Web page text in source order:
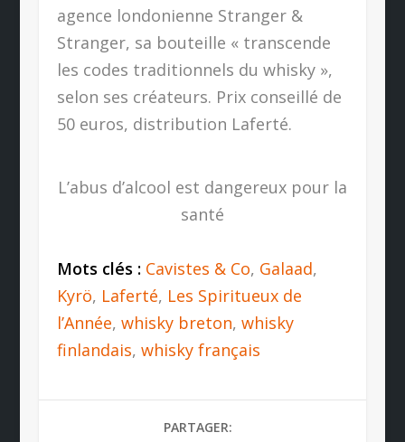
agence londonienne Stranger &
Stranger, sa bouteille « transcende
les codes traditionnels du whisky »,
selon ses créateurs. Prix conseillé de
50 euros, distribution Laferté.
L’abus d’alcool est dangereux pour la
santé
Mots clés : Cavistes & Co, Galaad,
Kyrö, Laferté, Les Spiritueux de
l’Année, whisky breton, whisky
finlandais, whisky français
PARTAGER: